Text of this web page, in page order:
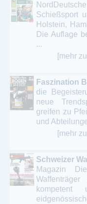
Schießsport
Holstein,
Die Auflage
...
[mehr
Faszination
die
neue
greifen zu
und
[mehr
Schweizer
Magazin